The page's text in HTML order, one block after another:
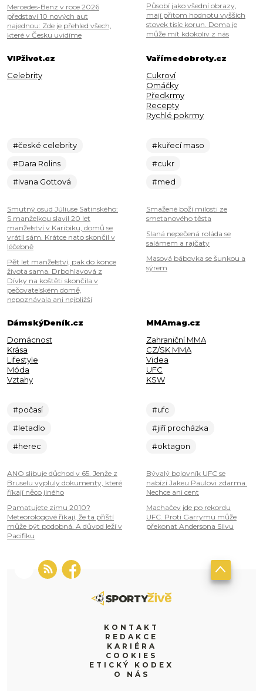
Mercedes-Benz v roce 2026
představí 10 nových aut
najednou: Zde je přehled všech,
které v Česku uvidíme
Působí jako všední obrazy,
mají přitom hodnotu vyšších
stovek tisíc korun. Doma je
může mít kdokoliv z nás
VIPživot.cz
Celebrity
#české celebrity
#Dara Rolins
#Ivana Gottová
Smutný osud Júliuse Satinského:
S manželkou slavil 20 let
manželství v Karibiku, domů se
vrátil sám. Krátce nato skončil v
léčebně
Pět let manželství, pak do konce
života sama. Drbohlavová z
Dívky na koštěti skončila v
pečovatelském domě,
nepoznávala ani nejbližší
Vařímedobroty.cz
Cukroví
Omáčky
Předkrmy
Recepty
Rychlé pokrmy
#kuřecí maso
#cukr
#med
Smažené boží milosti ze
smetanového těsta
Slaná nepečená roláda se
salámem a rajčaty
Masová bábovka se šunkou a
sýrem
DámskýDeník.cz
Domácnost
Krása
Lifestyle
Móda
Vztahy
#počasí
#letadlo
#herec
ANO slibuje důchod v 65. Jenže z
Bruselu vypluly dokumenty, které
říkají něco jiného
Pamatujete zimu 2010?
Meteorologové říkají, že ta příští
může být podobná. A důvod leží v
Pacifiku
MMAmag.cz
Zahraniční MMA
CZ/SK MMA
Videa
UFC
KSW
#ufc
#jiří procházka
#oktagon
Bývalý bojovník UFC se
nabízí Jakeu Paulovi zdarma.
Nechce ani cent
Machačev jde po rekordu
UFC. Proti Garrymu může
překonat Andersona Silvu
KONTAKT
REDAKCE
KARIÉRA
COOKIES
ETICKÝ KODEX
O NÁS